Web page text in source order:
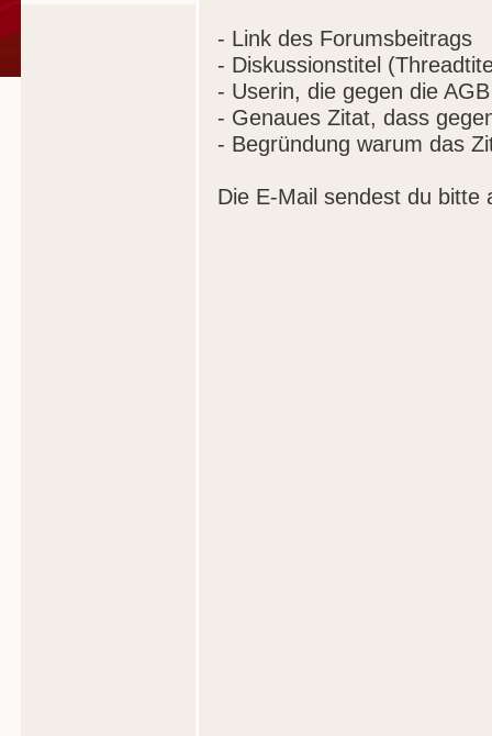
- Link des Forumsbeitrags
- Diskussionstitel
- Userin, die gegen die
- Genaues Zitat, dass
- Begründung warum das
Die E-Mail sendest du bitte